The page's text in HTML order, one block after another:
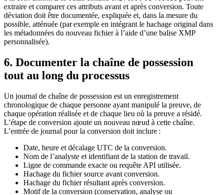
extraire et comparer ces attributs avant et après conversion. Toute
déviation doit être documentée, expliquée et, dans la mesure du
possible, atténuée (par exemple en intégrant le hachage original dans
les métadonnées du nouveau fichier à l’aide d’une balise XMP
personnalisée).
6. Documenter la chaîne de possession
tout au long du processus
Un journal de chaîne de possession est un enregistrement
chronologique de chaque personne ayant manipulé la preuve, de
chaque opération réalisée et de chaque lieu où la preuve a résidé.
L’étape de conversion ajoute un nouveau nœud à cette chaîne.
L’entrée de journal pour la conversion doit inclure :
Date, heure et décalage UTC de la conversion.
Nom de l’analyste et identifiant de la station de travail.
Ligne de commande exacte ou requête API utilisée.
Hachage du fichier source avant conversion.
Hachage du fichier résultant après conversion.
Motif de la conversion (conservation, analyse ou